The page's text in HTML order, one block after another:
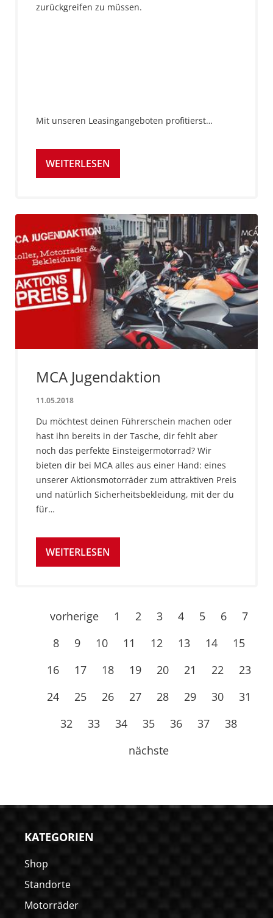
zurückgreifen zu müssen.
Mit unseren Leasingangeboten profitierst…
WEITERLESEN
MCA Jugendaktion
11.05.2018
Du möchtest deinen Führerschein machen oder
hast ihn bereits in der Tasche, dir fehlt aber
noch das perfekte Einsteigermotorrad? Wir
bieten dir bei MCA alles aus einer Hand: eines
unserer Aktionsmotorräder zum attraktiven Preis
und natürlich Sicherheitsbekleidung, mit der du
für…
WEITERLESEN
vorherige 1 2 3 4 5 6
7
8
9 10 11 12 13 14
15
16
17 18 19 20 21 22
23
24
25 26 27 28 29 30
31
32
33 34 35 36 37
38
nächste
KATEGORIEN
Shop
Standorte
Motorräder